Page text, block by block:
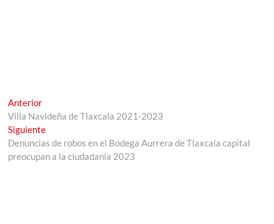
Navegación
de
entradas
AnteriorEntrada
anterior:
Villa Navideña de Tlaxcala 2021-2023
SiguienteEntrada
siguiente:
Denuncias de robos en el Bodega Aurrera de Tlaxcala capital
preocupan a la ciudadanía 2023